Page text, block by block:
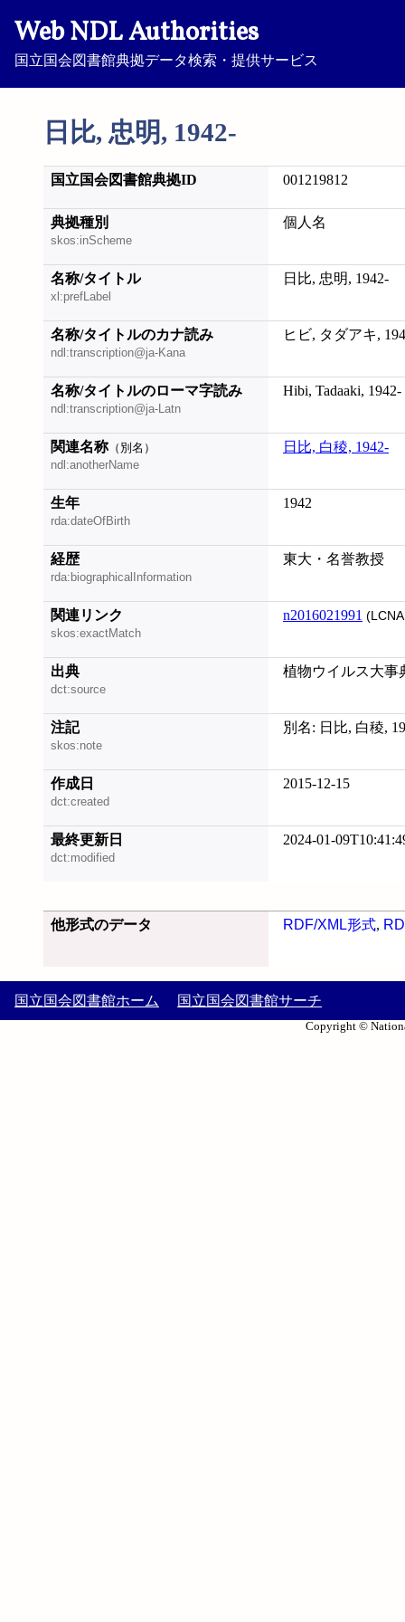
Web NDL Authorities
国立国会図書館典拠データ検索・提供サービス
日比, 忠明, 1942-
国立国会図書館典拠ID 001219812
典拠種別
skos:inScheme
個人名
名称/タイトル
xl:prefLabel
日比, 忠明, 1942-
名称/タイトルのカナ読み
ndl:transcription@ja-Kana
ヒビ, タダアキ,
名称/タイトルのローマ字読み
ndl:transcription@ja-Latn
Hibi, Tadaaki, 1942-
関連名称（別名）
ndl:anotherName
日比, 白稜, 1942-
生年
rda:dateOfBirth
1942
経歴
rda:biographicalInformation
東大・名誉教授
関連リンク
skos:exactMatch
n2016021991
出典
dct:source
植物ウイルス大事
注記
skos:note
別名: 日比, 白稜,
作成日
dct:created
2015-12-15
最終更新日
dct:modified
2024-01-
他形式のデータ RDF/XML形式,
国立国会図書館ホーム 国立国会図書館サーチ
Copyright ©